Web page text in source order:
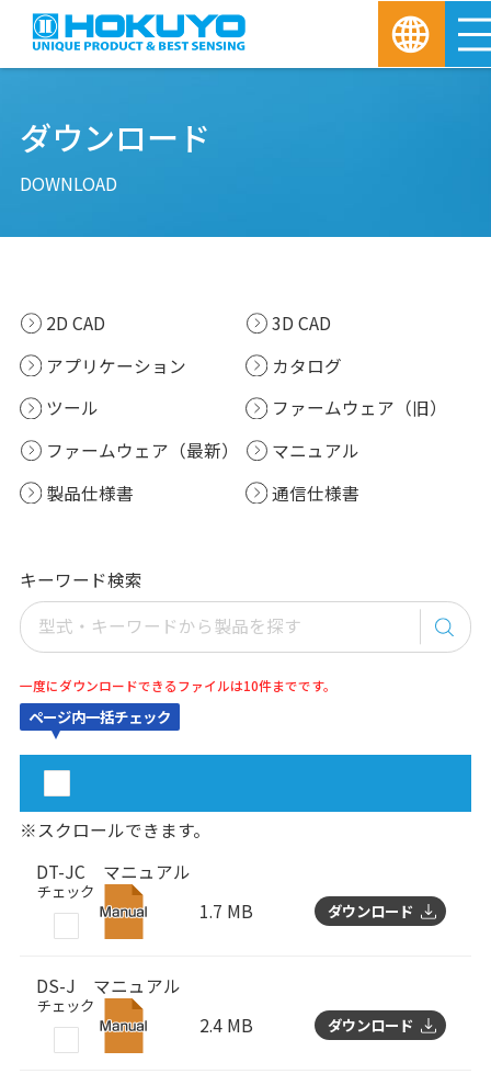
ダウンロード
DOWNLOAD
2D CAD
3D CAD
アプリケーション
カタログ
ツール
ファームウェア（旧）
ファームウェア（最新）
マニュアル
製品仕様書
通信仕様書
キーワード検索
一度にダウンロードできるファイルは10件までです。
ページ内一括チェック
※スクロールできます。
チェック
DT-JC マニュアル
1.7 MB
ダウンロード
チェック
DS-J マニュアル
2.4 MB
ダウンロード